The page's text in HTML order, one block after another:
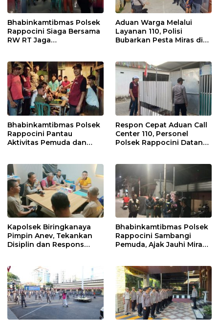
Bhabinkamtibmas Polsek
Rappocini Siaga Bersama
RW RT Jaga
Aduan Warga Melalui
Layanan 110, Polisi
Bubarkan Pesta Miras di
Bhabinkamtibmas Polsek
Rappocini Pantau
Aktivitas Pemuda dan
Respon Cepat Aduan Call
Center 110, Personel
Polsek Rappocini Datangi
Kapolsek Biringkanaya
Pimpin Anev, Tekankan
Disiplin dan Respons
Bhabinkamtibmas Polsek
Rappocini Sambangi
Pemuda, Ajak Jauhi Miras,